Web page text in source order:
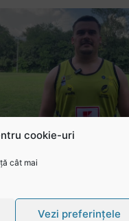
cookie-uri
cât mai
Vezi preferințele